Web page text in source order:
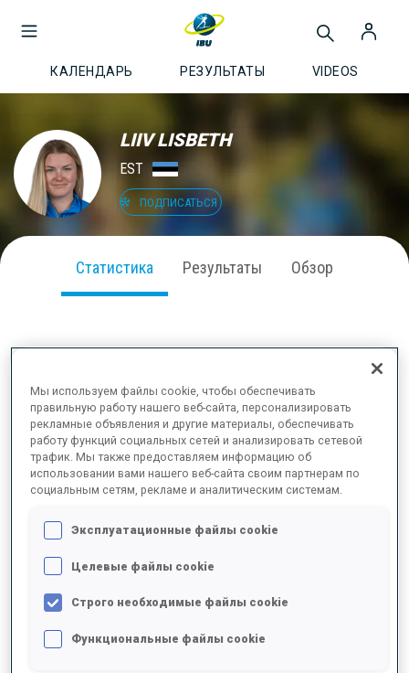
КАЛЕНДАРЬ РЕЗУЛЬТАТЫ VIDEOS
LIIV LISBETH
EST
ПОДПИСАТЬСЯ
Статистика Результаты Обзор
2025/2026
РЕЗУЛЬТАТЫ - СРЕДНЕЕ ЗНАЧЕНИЕ
ЛЫЖНЫЙ ХОД - ОТСТАВАНИЕ ОТ ЛИДЕРА
Данных нет
Мы используем файлы cookie, чтобы обеспечивать
правильную работу нашего веб-сайта, персонализировать
рекламные объявления и другие материалы, обеспечивать
работу функций социальных сетей и анализировать сетевой
трафик. Мы также предоставляем информацию об
использовании вами нашего веб-сайта своим партнерам по
социальным сетям, рекламе и аналитическим системам.
Эксплуатационные файлы cookie
Целевые файлы cookie
Строго необходимые файлы cookie
Функциональные файлы cookie